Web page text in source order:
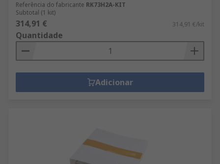
Referência do fabricante RK73H2A-KIT
Subtotal (1 kit)
314,91 € 314,91 €/kit
Quantidade
Adicionar